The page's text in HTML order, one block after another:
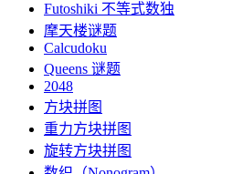
Futoshiki 不等式数独
摩天楼谜题
Calcudoku
Queens 谜题
2048
方块拼图
重力方块拼图
旋转方块拼图